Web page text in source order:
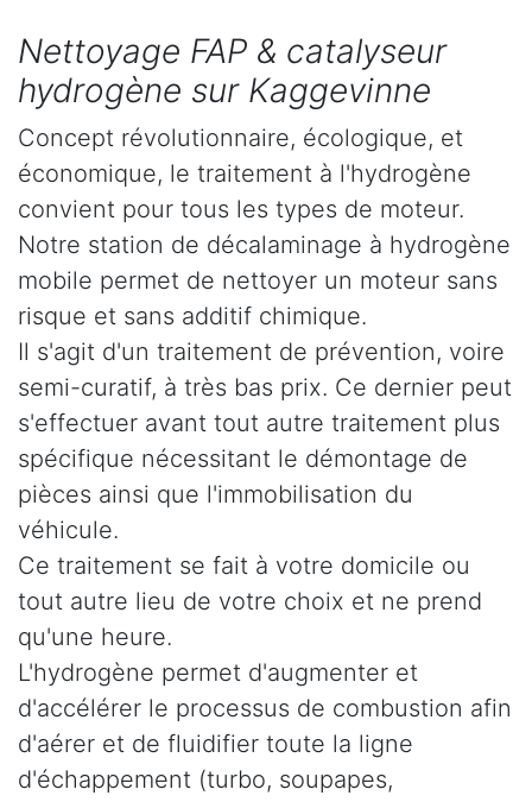
Nettoyage FAP & catalyseur
hydrogène sur Kaggevinne
Concept révolutionnaire, écologique, et
économique, le traitement à l'hydrogène
convient pour tous les types de moteur.
Notre station de décalaminage à hydrogène
mobile permet de nettoyer un moteur sans
risque et sans additif chimique.
Il s'agit d'un traitement de prévention, voire
semi-curatif, à très bas prix. Ce dernier peut
s'effectuer avant tout autre traitement plus
spécifique nécessitant le démontage de
pièces ainsi que l'immobilisation du
véhicule.
Ce traitement se fait à votre domicile ou
tout autre lieu de votre choix et ne prend
qu'une heure.
L'hydrogène permet d'augmenter et
d'accélérer le processus de combustion afin
d'aérer et de fluidifier toute la ligne
d'échappement (turbo, soupapes,